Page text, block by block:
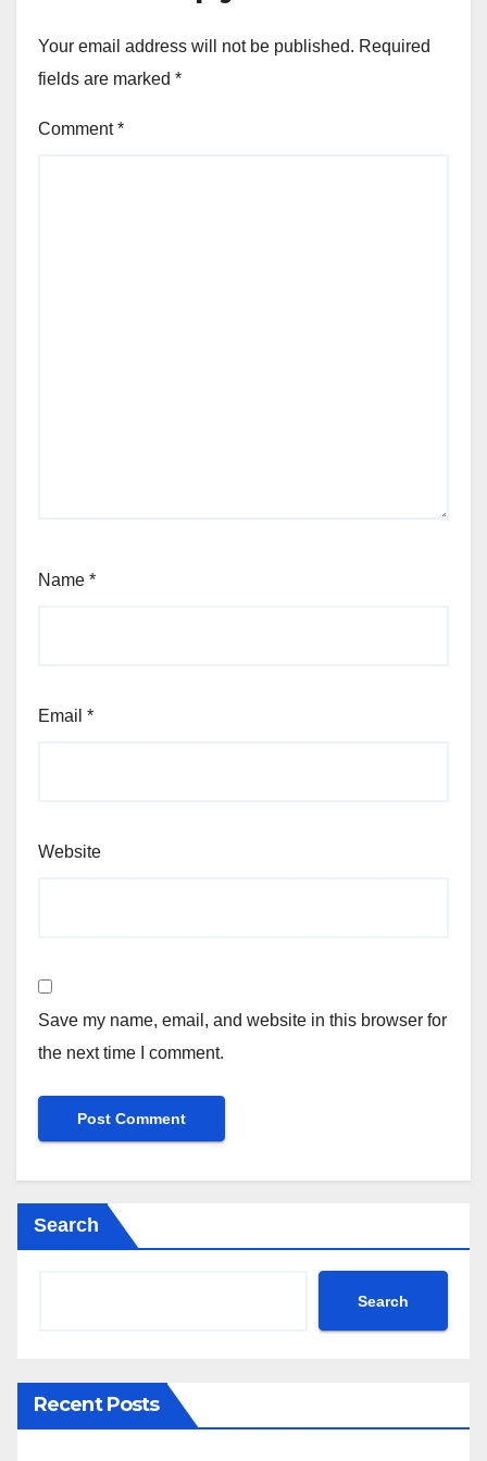
Your email address will not be published. Required
fields are marked *
Comment*
Name *
Email *
Website
Save my name, email, and website in this browser for
the next time I comment.
Search
Search
Recent Posts